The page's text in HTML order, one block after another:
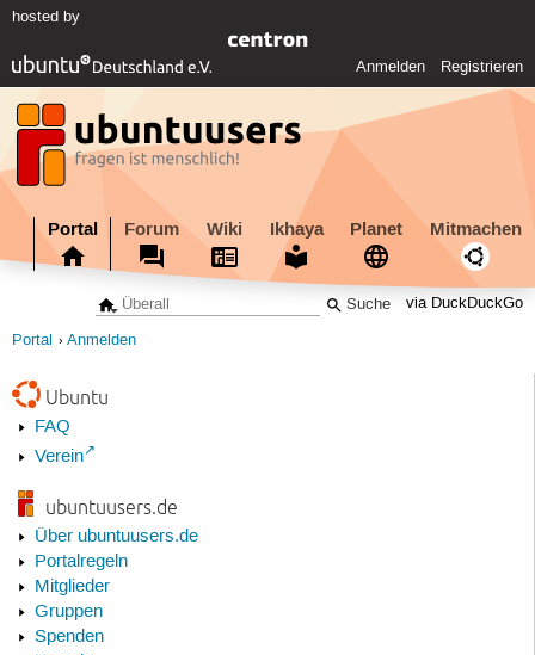
hosted by
Anmelden Registrieren
Portal Forum Wiki Ikhaya Planet Mitmachen
via DuckDuckGo
Portal Anmelden
Ubuntu
FAQ
Verein
ubuntuusers.de
Über ubuntuusers.de
Portalregeln
Mitglieder
Gruppen
Spenden